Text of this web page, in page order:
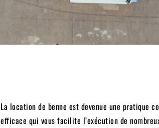
La location de benne est devenue une pratique
efficace qui vous facilite l’exécution de